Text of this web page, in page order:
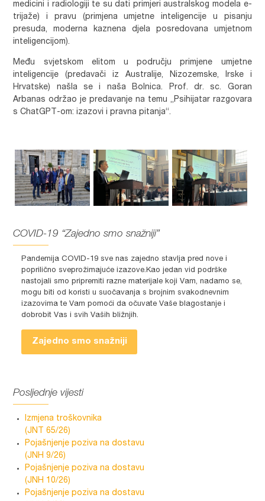
medicini i radiologiji te su dati primjeri australskog modela e-
trijaže) i pravu (primjena umjetne inteligencije u pisanju
presuda, moderna kaznena djela posredovana umjetnom
inteligencijom).
Među svjetskom elitom u području primjene umjetne
inteligencije (predavači iz Australije, Nizozemske, Irske i
Hrvatske) našla se i naša Bolnica. Prof. dr. sc. Goran
Arbanas održao je predavanje na temu „Psihijatar razgovara
s ChatGPT-om: izazovi i pravna pitanja“.
COVID-19 “Zajedno smo snažniji”
Pandemija COVID-19 sve nas zajedno stavlja pred nove i
poprilično sveprožimajuće izazove.Kao jedan vid podrške
nastojali smo pripremiti razne materijale koji Vam, nadamo se,
mogu biti od koristi u suočavanja s brojnim svakodnevnim
izazovima te Vam pomoći da očuvate Vaše blagostanje i
dobrobit Vas i svih Vaših bližnjih.
Zajedno smo snažniji
Posljednje vijesti
Izmjena troškovnika
(JNT 65/26)
Pojašnjenje poziva na dostavu
(JNH 9/26)
Pojašnjenje poziva na dostavu
(JNH 10/26)
Pojašnjenje poziva na dostavu